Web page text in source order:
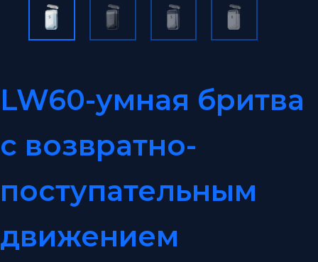
LW60-умная бритва
с возвратно-
поступательным
движением